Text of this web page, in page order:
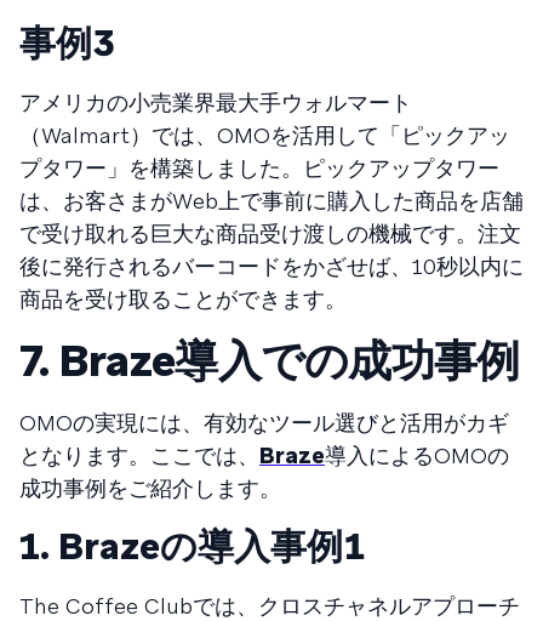
事例３
アメリカの小売業界最大手ウォルマート
（Walmart）では、OMOを活用して「ピックアッ
プタワー」を構築しました。ピックアップタワー
は、お客さまがWeb上で事前に購入した商品を店舗
で受け取れる巨大な商品受け渡しの機械です。注文
後に発行されるバーコードをかざせば、10秒以内に
商品を受け取ることができます。
7. Braze導入での成功事例
OMOの実現には、有効なツール選びと活用がカギ
となります。ここでは、 Braze導入によるOMOの
成功事例をご紹介します。
1. Brazeの導入事例１
The Coffee Clubでは、クロスチャネルアプローチ